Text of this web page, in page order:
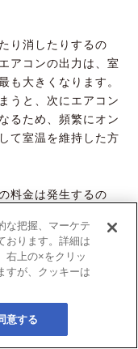
り消したりするの
アコンの出力は、室
も大きくなります。
うと、次にエアコン
るため、頻繁にオン
て室温を維持した方
料金は発生するの
パのいい暖房器具
きたい基礎知識
な把握、マーケテ
おります。詳細は
右上の×をクリッ
すが、クッキーは
意する